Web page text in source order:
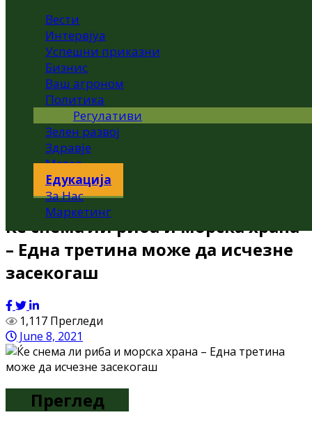
Вести
Интервјуа
Успешни приказни
Бизнис
Ваш агроном
Политика
Регулативи
Зелен развој
Здравје
Метео
Едукација
За Нас
Маркетинг
Ќе снема ли риба и морска храна
– Една третина може да исчезне
засекогаш
1,117 Прегледи
June 8, 2021
Преглед